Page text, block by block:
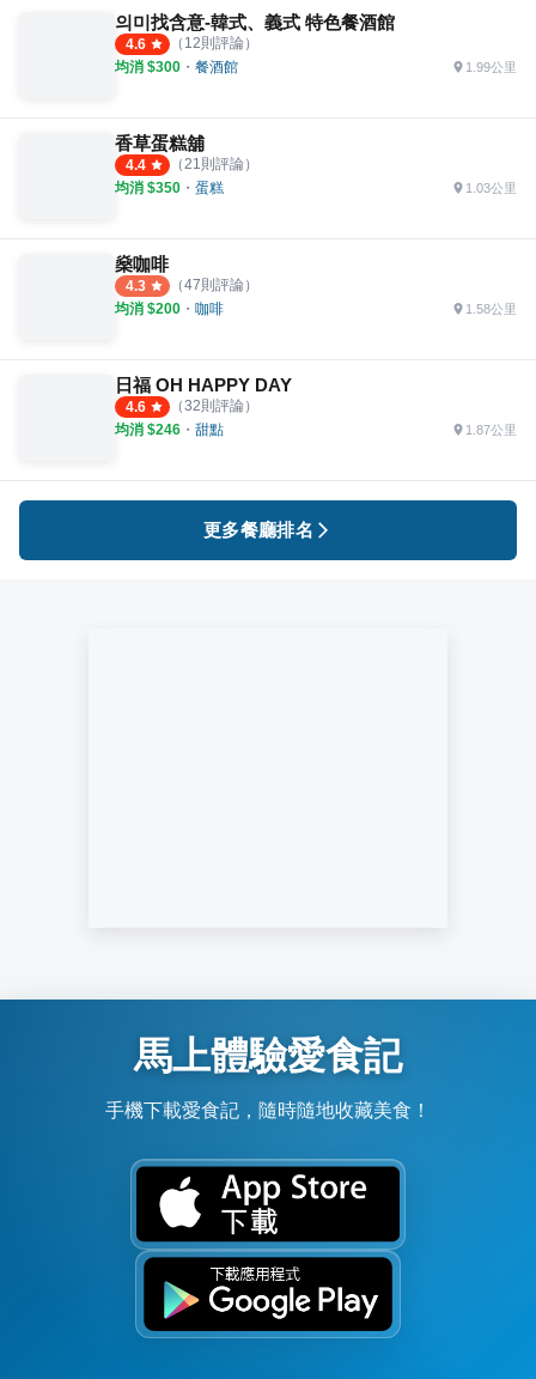
의미找含意-韓式、義式 特色餐酒館
4.6 （ 12則評論）
均消 $300 ・ 餐酒館 1.99公里
香草蛋糕舖
4.4 （ 21 則評論）
均消 $350 ・ 蛋糕 1.03公里
燊咖啡
4.3 （47則評論）
均消 $200 ・ 咖啡 1.58公里
日福 OH HAPPY DAY
4.6 （32則評論）
均消 $246 ・ 甜點 1.87公里
更多餐廳排名
馬上體驗愛食記
手機下載愛食記，隨時隨地收藏美食！